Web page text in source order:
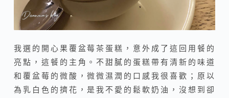
我選的開心果覆盆莓茶蛋糕，意外成了這回用餐的
亮點，這餐的主角。不甜膩的蛋糕帶有清新的味道
和覆盆莓的微酸，微微濕潤的口感我很喜歡；原以
為乳白色的擠花，是我不愛的鬆軟奶油，沒想到卻